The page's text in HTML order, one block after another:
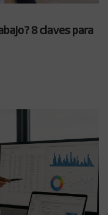
8 claves para